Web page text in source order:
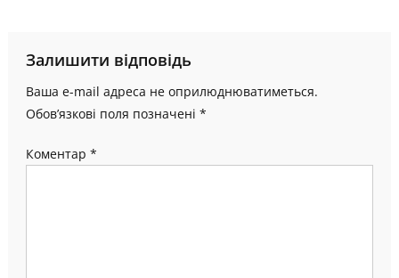
Залишити відповідь
Ваша e-mail адреса не оприлюднюватиметься.
Обов’язкові поля позначені *
Коментар *